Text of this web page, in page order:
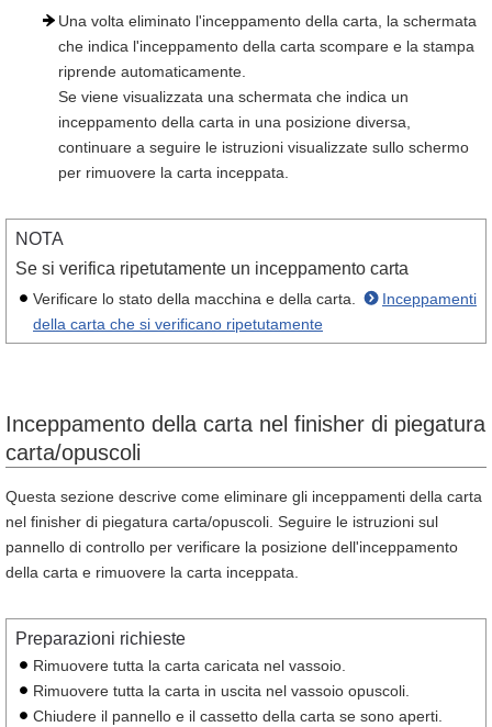
Una volta eliminato l'inceppamento della carta, la schermata
che indica l'inceppamento della carta scompare e la stampa
riprende automaticamente.
Se viene visualizzata una schermata che indica un
inceppamento della carta in una posizione diversa,
continuare a seguire le istruzioni visualizzate sullo schermo
per rimuovere la carta inceppata.
NOTA
Se si verifica ripetutamente un inceppamento carta
Verificare lo stato della macchina e della carta.
Inceppamenti
della carta che si verificano ripetutamente
Inceppamento della carta nel finisher di piegatura
carta/opuscoli
Questa sezione descrive come eliminare gli inceppamenti della carta
nel finisher di piegatura carta/opuscoli. Seguire le istruzioni sul
pannello di controllo per verificare la posizione dell'inceppamento
della carta e rimuovere la carta inceppata.
Preparazioni richieste
Rimuovere tutta la carta caricata nel vassoio.
Rimuovere tutta la carta in uscita nel vassoio opuscoli.
Chiudere il pannello e il cassetto della carta se sono aperti.